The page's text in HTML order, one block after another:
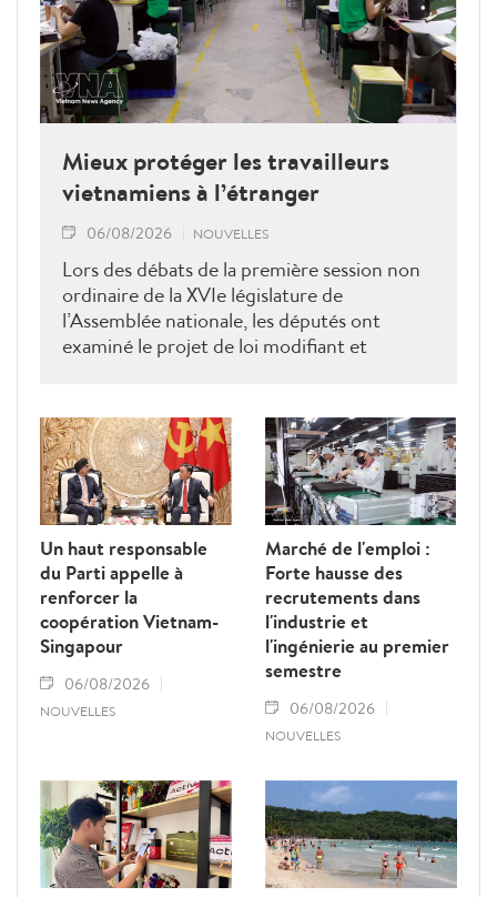
Mieux protéger les travailleurs
vietnamiens à l’étranger
06/08/2026 NOUVELLES
Lors des débats de la première session non
ordinaire de la XVIe législature de
l’Assemblée nationale, les députés ont
examiné le projet de loi modifiant et
contrat. Ils ont proposé plusieurs mesures
visant à renforcer la gestion de l’État, à
lutter contre les fraudes et à mieux
protéger les droits et les intérêts légitimes
des travailleurs.
Un haut responsable
du Parti appelle à
renforcer la
coopération Vietnam-
Singapour
06/08/2026
NOUVELLES
Marché de l'emploi :
Forte hausse des
recrutements dans
l'industrie et
l'ingénierie au premier
semestre
06/08/2026
NOUVELLES